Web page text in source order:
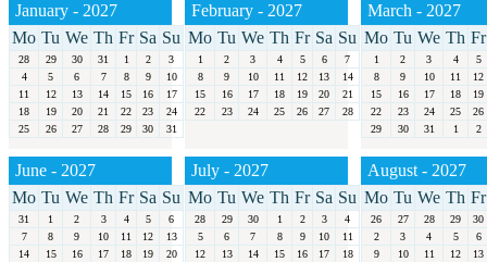
January - 2027
Mo Tu We Th Fr Sa Su
28 29 30 31 1 2
3
4
5 6 7 8 9
10
11
12 13 14 15 16
17
18
19 20 21 22 23
24
25
26 27 28 29 30 31
February - 2027
Mo Tu We Th Fr Sa Su
1 2 3 4 5 6
7
8
9 10 11 12 13
14
15
16 17 18 19 20
21
22
23 24 25 26 27 28
March - 2027
Mo Tu We Th Fr
1 2 3 4
5
8
9 10 11
12
15
16 17 18
19
22
23 24 25
26
29
30 31 1 2
June - 2027
Mo Tu We Th Fr Sa Su
31 1 2 3 4 5
6
7
8 9 10 11 12
13
14
15 16 17 18 19
20
July - 2027
Mo Tu We Th Fr Sa Su
28 29 30 1 2 3
4
5
6 7 8 9 10
11
12
13 14 15 16 17
18
August - 2027
Mo Tu We Th Fr
26 27 28 29
30
2
3 4 5
6
9
10 11 12
13